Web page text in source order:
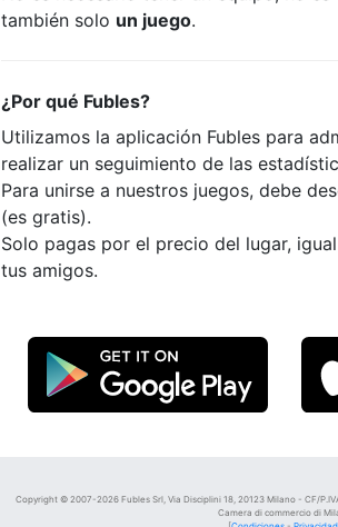
también solo un juego.
¿Por qué Fubles?
Utilizamos la aplicación Fubles para
realizar un seguimiento de las
Para unirse a nuestros juegos, debe
(es gratis).
Solo pagas por el precio del lugar,
tus amigos.
Copyright © 2007-2026 Fubles Srl, Via Disciplini 18, 20123 Milano - CF/
Camera di commercio di